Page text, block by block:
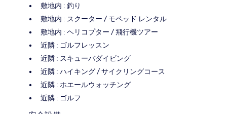
敷地内 : 釣り
敷地内 : スクーター / モペッド レンタル
敷地内 : ヘリコプター / 飛行機ツアー
近隣 : ゴルフレッスン
近隣 : スキューバダイビング
近隣 : ハイキング / サイクリングコース
近隣 : ホエールウォッチング
近隣 : ゴルフ